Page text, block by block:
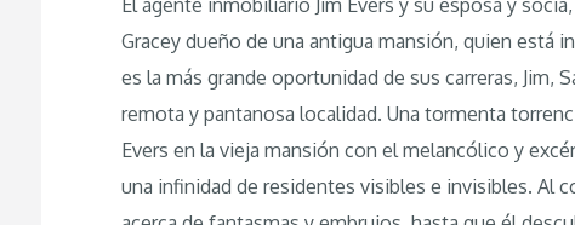
El agente inmobiliario Jim Evers y su esposa y
Gracey dueño de una antigua mansión, quien está
es la más grande oportunidad de sus carreras, Jim,
remota y pantanosa localidad. Una tormenta
Evers en la vieja mansión con el melancólico y
una infinidad de residentes visibles e invisibles. Al